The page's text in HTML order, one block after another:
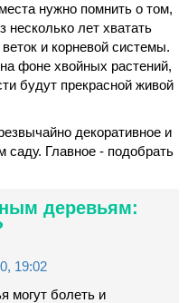
нужно помнить о том,
несколько лет хватать
и корневой системы.
фоне хвойных растений,
будут прекрасной живой
декоративное и
Главное - подобрать
деревьям:
19:02
могут болеть и